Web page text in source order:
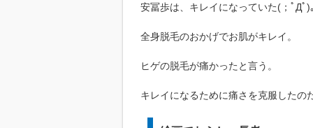
安冨歩は、キレイになっていた(；ﾟДﾟ)
全身脱毛のおかげでお肌がキレイ。
ヒゲの脱毛が痛かったと言う。
キレイになるために痛さを克服したの